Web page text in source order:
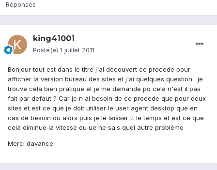
Réponses
king41001
Posté(e) 1 juillet 2011
Bonjour tout est dans le titre j'ai découvert ce procede pour
afficher la version bureau des sites et j'ai quelques question : je
trouve cela bien pratique et je me demande pq cela n'est il pas
fait par defaut ? Car je n'ai besoin de ce procede que pour deux
sites et est ce que je doit utiliser le user agent desktop que en
cas de besoin ou alors puis je le laisser tt le temps et est ce que
cela diminue la vitesse ou ue ne sais quel autre problème
Merci davance